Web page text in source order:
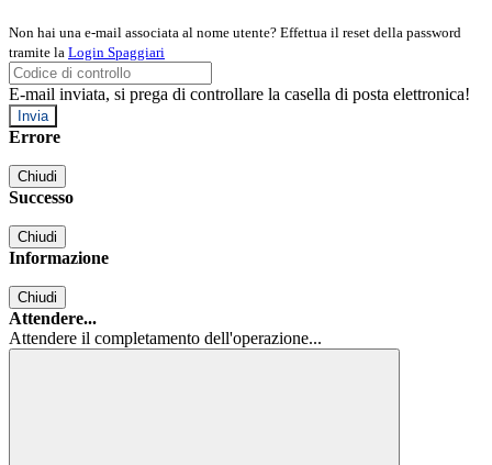
Non hai una e-mail associata al nome utente? Effettua il reset della password
tramite la Login Spaggiari
E-mail inviata, si prega di controllare la casella di posta elettronica!
Errore
Chiudi
Successo
Chiudi
Informazione
Chiudi
Attendere...
Attendere il completamento dell'operazione...